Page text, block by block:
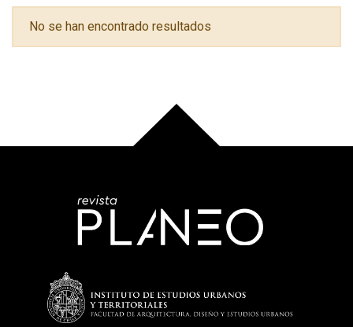
No se han encontrado resultados